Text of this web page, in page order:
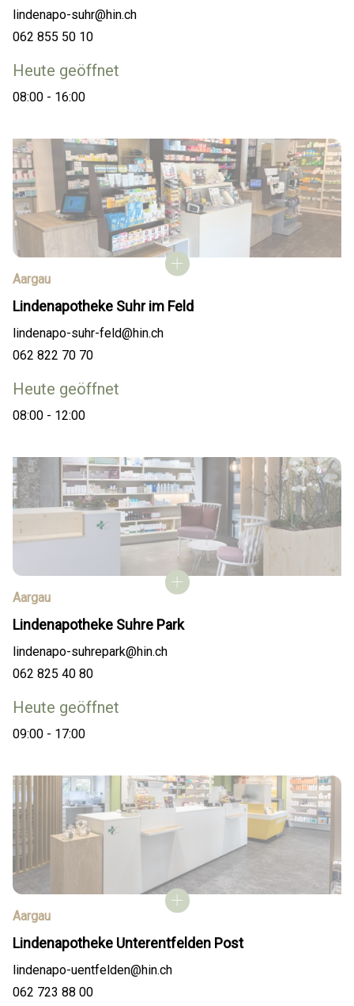
lindenapo-suhr@hin.ch
062 855 50 10
Heute geöffnet
08:00 - 16:00
Aargau
Lindenapotheke Suhr im Feld
lindenapo-suhr-feld@hin.ch
062 822 70 70
Heute geöffnet
08:00 - 12:00
Aargau
Lindenapotheke Suhre Park
lindenapo-suhrepark@hin.ch
062 825 40 80
Heute geöffnet
09:00 - 17:00
Aargau
Lindenapotheke Unterentfelden Post
lindenapo-uentfelden@hin.ch
062 723 88 00